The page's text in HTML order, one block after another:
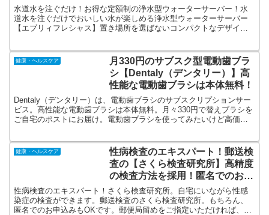
べて0円！
水道水を注ぐだけ！お得な定額制の浄水型ウォーターサーバー！水
道水を注ぐだけでおいしい水が楽しめる浄水型ウォーターサーバー
【エブリィフレシャス】置き場所を選ばないコンパクトなデザイン
健康・ヘルスケア
月330円のサブスク型電動歯ブラ
シ【Dentaly（デンタリー）】高
性能な電動歯ブラシは本体無料！
Dentaly（デンタリー）は、電動歯ブラシのサブスクリプションサー
ビス。高性能な電動歯ブラシは本体無料。月々330円で替えブラシを
ご自宅のポストにお届け。電動歯ブラシを使ってみたいけど高価だ
健康・ヘルスケア
性病検査のエキスパート！郵送検
査の【さくら検査研究所】高精度
の検査方法を採用！匿名でのお申
込みもOK！
性病検査のエキスパート！さくら検査研究所。自宅にいながら性感
染症の検査ができます。郵送検査のさくら検査研究所。もちろん、
匿名でのお申込みもOKです。郵便局留めをご指定いただければ、ご